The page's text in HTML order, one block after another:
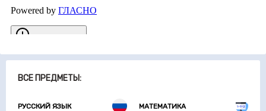
ВСЕ ПРЕДМЕТЫ:
РУССКИЙ ЯЗЫК МАТЕМАТИКА